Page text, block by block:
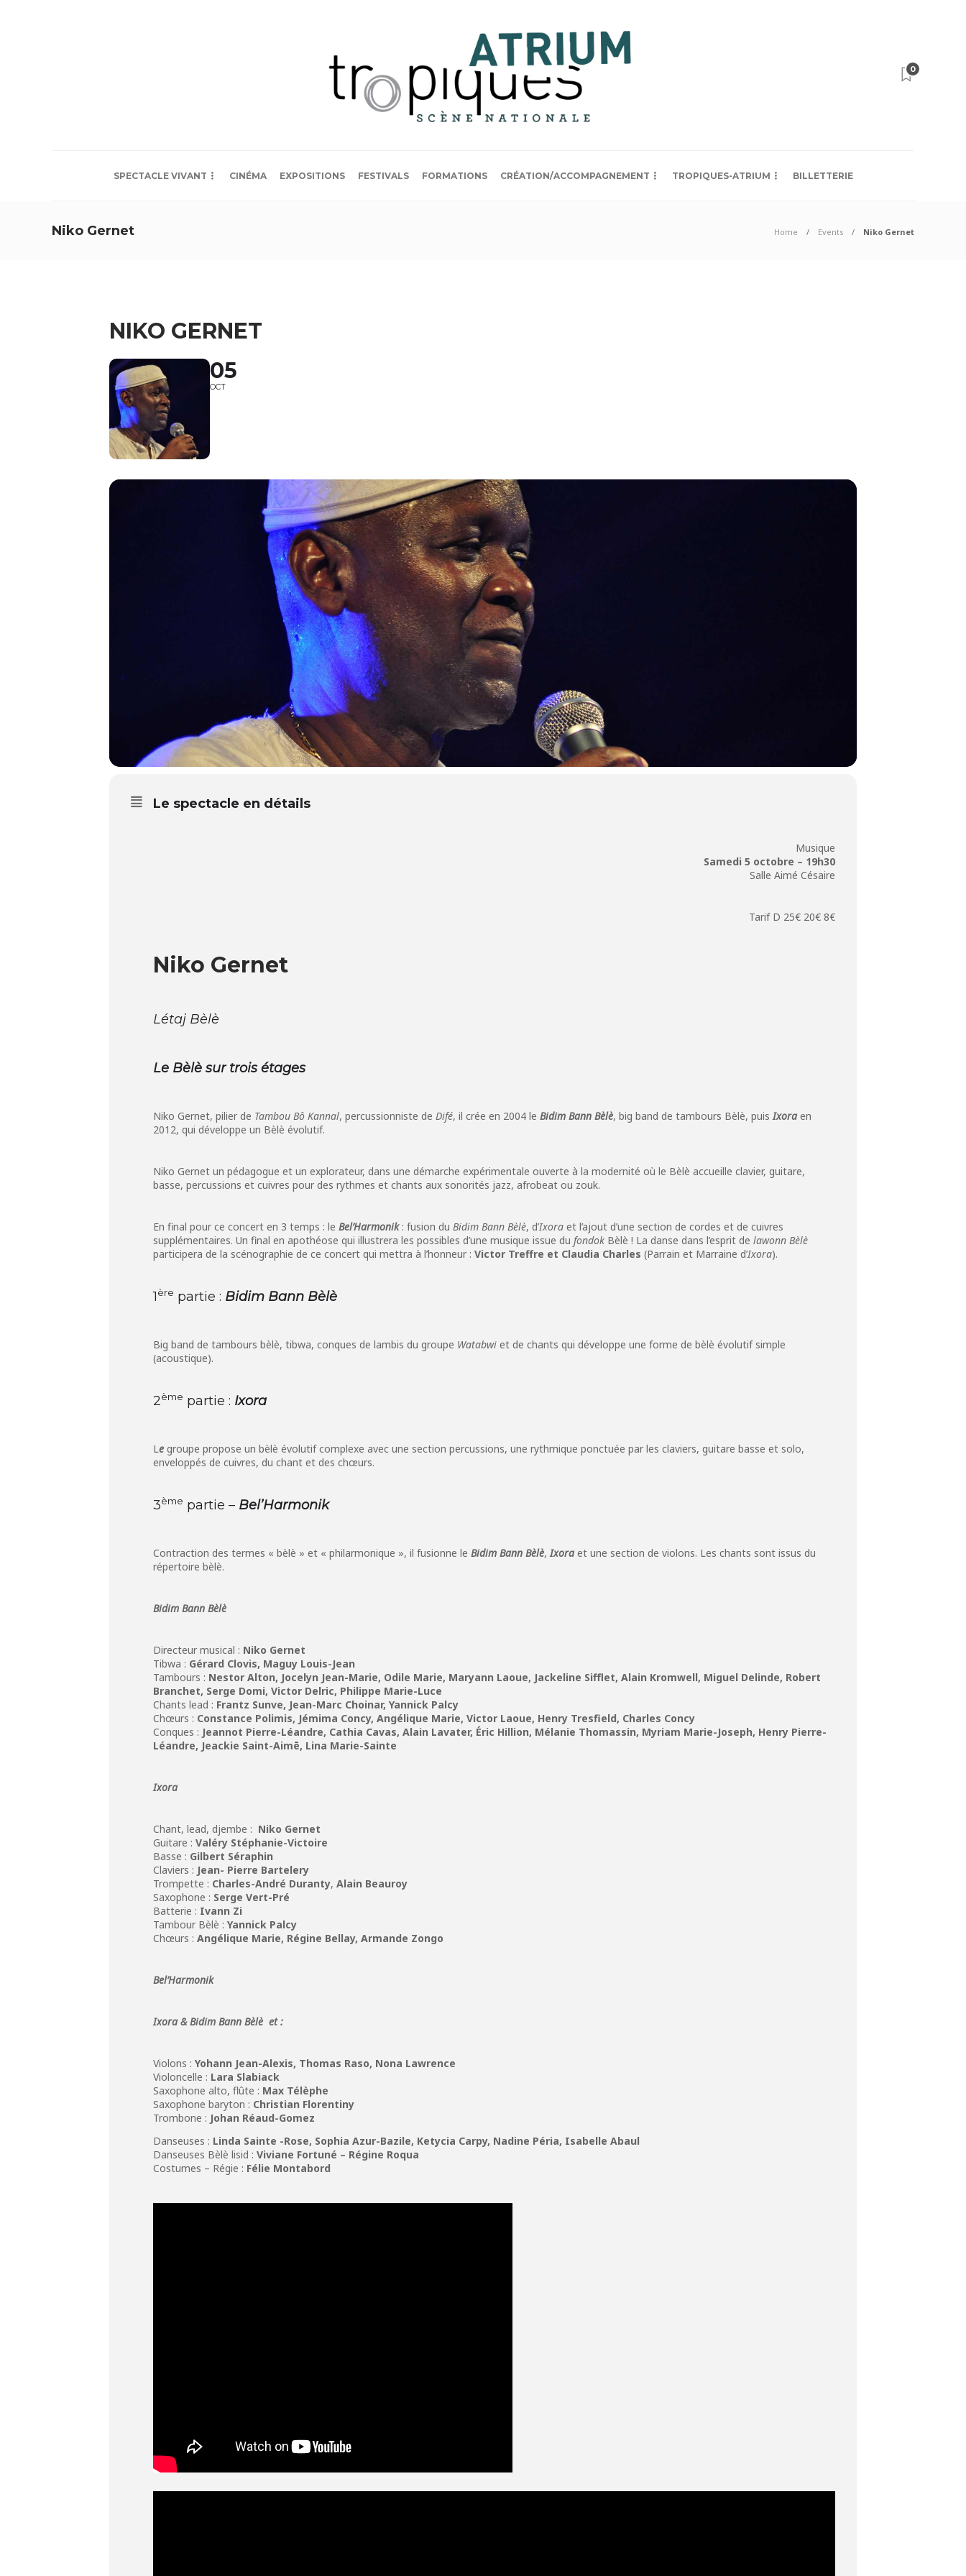
0
SPECTACLE VIVANT CINÉMA EXPOSITIONS FESTIVALS FORMATIONS CRÉATION/ACCOMPAGNEMENT TROPIQUES-ATRIUM BILLETTERIE
Niko Gernet Home Events Niko Gernet
NIKO GERNET
05
OCT
Le spectacle en détails
Musique
Samedi 5 octobre – 19h30
Salle Aimé Césaire
Tarif D 25€ 20€ 8€
Niko Gernet
Létaj Bèlè
Le Bèlè sur trois étages
Niko Gernet, pilier de Tambou Bô Kannal, percussionniste de Difé, il crée en 2004 le Bidim Bann Bèlè, big band de tambours Bèlè, puisIxora en
2012, qui développe un Bèlè évolutif.
Niko Gernet un pédagogue et un explorateur, dans une démarche expérimentale ouverte à la modernité où le Bèlè accueille clavier, guitare,
basse, percussions et cuivres pour des rythmes et chants aux sonorités jazz, afrobeat ou zouk.
En final pour ce concert en 3 temps : le Bel’Harmonik: fusion du Bidim Bann Bèlè, d’Ixora et l’ajout d’une section de cordes et de cuivres
supplémentaires. Un final en apothéose qui illustrera les possibles d’une musique issue du fondok Bèlè ! La danse dans l’esprit de lawonn Bèlè
participera de la scénographie de ce concert qui mettra à l’honneur : Victor Treffre et Claudia Charles (Parrain et Marraine d’Ixora).
1ère partie : Bidim Bann Bèlè
Big band de tambours bèlè, tibwa, conques de lambis du groupe Watabwi et de chants qui développe une forme de bèlè évolutif simple
(acoustique).
2ème partie : Ixora
Le groupe propose un bèlè évolutif complexe avec une section percussions, une rythmique ponctuée par les claviers, guitare basse et solo,
enveloppés de cuivres, du chant et des chœurs.
3ème partie – Bel’Harmonik
Contraction des termes « bèlè » et « philarmonique », il fusionne le Bidim Bann Bèlè,Ixora et une section de violons. Les chants sont issus du
répertoire bèlè.
Bidim Bann Bèlè
Directeur musical : Niko Gernet
Tibwa : Gérard Clovis, Maguy Louis-Jean
Tambours : Nestor Alton, Jocelyn Jean-Marie, Odile Marie, Maryann Laoue, Jackeline Sifflet, Alain Kromwell, Miguel Delinde, Robert
Branchet, Serge Domi, Victor Delric, Philippe Marie-Luce
Chants lead : Frantz Sunve, Jean-Marc Choinar, Yannick Palcy
Chœurs : Constance Polimis, Jémima Concy, Angélique Marie, Victor Laoue, Henry Tresfield, Charles Concy
Conques : Jeannot Pierre-Léandre, Cathia Cavas, Alain Lavater, Éric Hillion, Mélanie Thomassin, Myriam Marie-Joseph, Henry Pierre-
Léandre, Jeackie Saint-Aimē, Lina Marie-Sainte
Ixora
Chant, lead, djembe : Niko Gernet
Guitare : Valéry Stéphanie-Victoire
Basse : Gilbert Séraphin
Claviers : Jean- Pierre Bartelery
Trompette : Charles-André Duranty, Alain Beauroy
Saxophone : Serge Vert-Pré
Batterie : Ivann Zi
Tambour Bèlè : Yannick Palcy
Chœurs : Angélique Marie, Régine Bellay, Armande Zongo
Bel’Harmonik
Ixora & Bidim Bann Bèlè et :
Violons : Yohann Jean-Alexis, Thomas Raso, Nona Lawrence
Violoncelle : Lara Slabiack
Saxophone alto, flûte : Max Télèphe
Saxophone baryton : Christian Florentiny
Trombone : Johan Réaud-Gomez
Danseuses : Linda Sainte -Rose, Sophia Azur-Bazile, Ketycia Carpy, Nadine Péria, Isabelle Abaul
Danseuses Bèlè lisid : Viviane Fortuné – Régine Roqua
Costumes – Régie : Félie Montabord